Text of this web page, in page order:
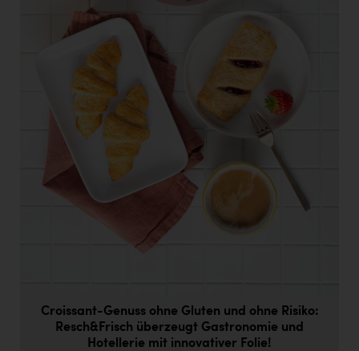
Doppler Gruppe
ERLUS AG
Fristads Austria
HIG Infomotion Group
IFE Austria GmbH
Jesolo
Jane Goodall Institute Austria
Croissant-Genuss ohne Gluten und ohne Risiko:
Resch&Frisch überzeugt Gastronomie und
Hotellerie mit innovativer Folie!